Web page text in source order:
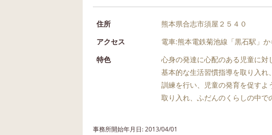
住所
熊本県合志市須屋２５４０
アクセス
電車:熊本電鉄菊池線「黒石駅」
特色
心身の発達に心配のある児童に
基本的な生活習慣指導を取り入
訓練を行い、児童の発育を促す
取り入れ、ふだんのくらしの中で
事務所開始年月日: 2013/04/01